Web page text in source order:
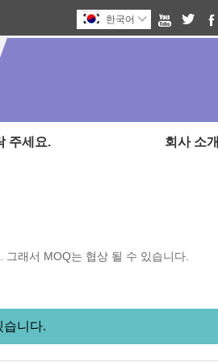
  
한국어 
주세요. 회사 소개
래서 MOQ는 협상 될 수 있습니다.
습니다.